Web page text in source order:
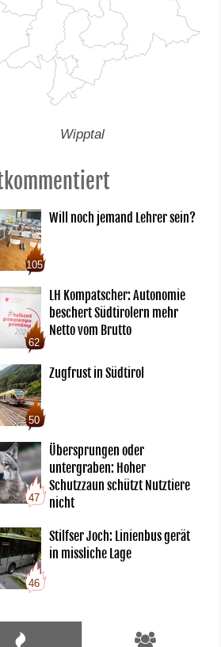
Wipptal
105
Will noch jemand Lehrer sein?
62
LH Kompatscher: Autonomie
beschert Südtirolern mehr
Netto vom Brutto
50
Zugfrust in Südtirol
47
Übersprungen oder
untergraben: Hoher
Schutzzaun schützt Nutztiere
nicht
46
Stilfser Joch: Linienbus gerät
in missliche Lage